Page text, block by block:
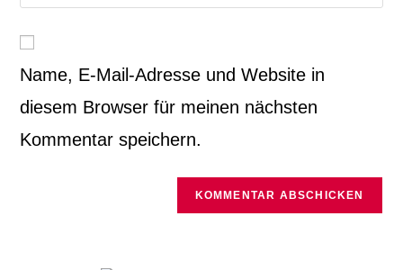
Kommentieren
zum
ein
deine
URL
ein
Name, E-Mail-Adresse und Website in
diesem Browser für meinen nächsten
Kommentar speichern.